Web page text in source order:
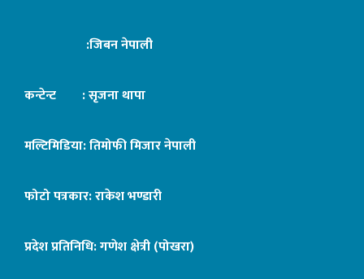
:जिबन नेपाली
कन्टेन्ट : सृजना थापा
मल्टिमिडिया: तिमोफी मिजार नेपाली
फोटो पत्रकार: राकेश भण्डारी
प्रदेश प्रतिनिधि: गणेश क्षेत्री (पोखरा)